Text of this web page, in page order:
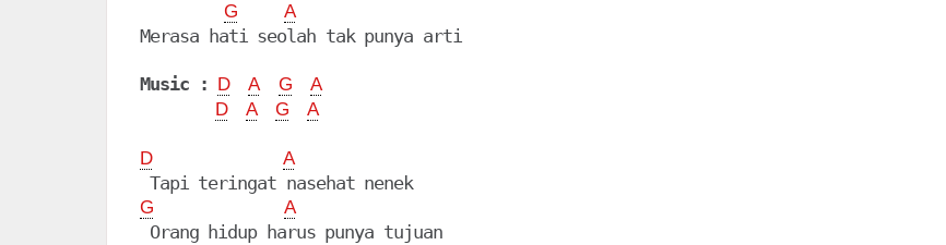
G A
Merasa hati seolah tak punya arti
Music : D A G
A
D
A G A
D A
Tapi teringat nasehat nenek
G A